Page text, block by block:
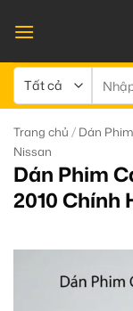
qua
dung
kiếm:
Trang chủ / Dán
Nissan
Dán Phim
2010 Chính